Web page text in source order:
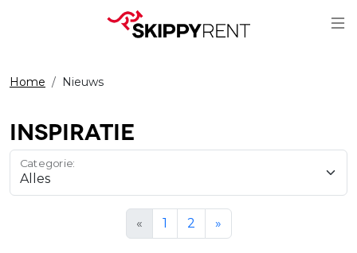
Home Nieuws
Inspiratie
Categorie:
« 1 2 »